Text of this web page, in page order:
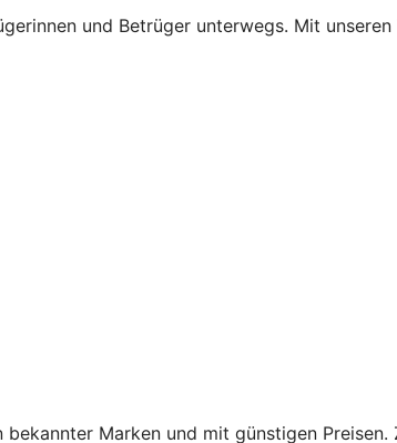
und Betrüger unterwegs. Mit
Marken und mit günstigen Preisen.